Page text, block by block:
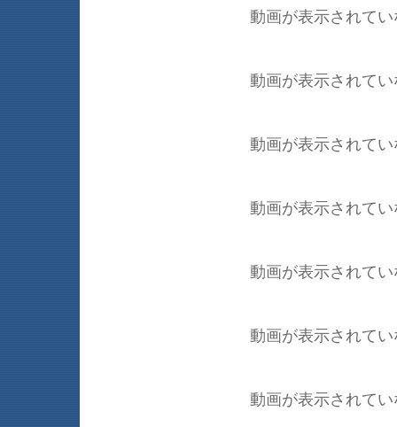
動画が表示されて
動画が表示されて
動画が表示されて
動画が表示されて
動画が表示されて
動画が表示されて
動画が表示されて